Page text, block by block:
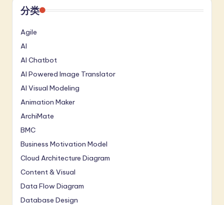
分类
Agile
AI
AI Chatbot
AI Powered Image Translator
AI Visual Modeling
Animation Maker
ArchiMate
BMC
Business Motivation Model
Cloud Architecture Diagram
Content & Visual
Data Flow Diagram
Database Design